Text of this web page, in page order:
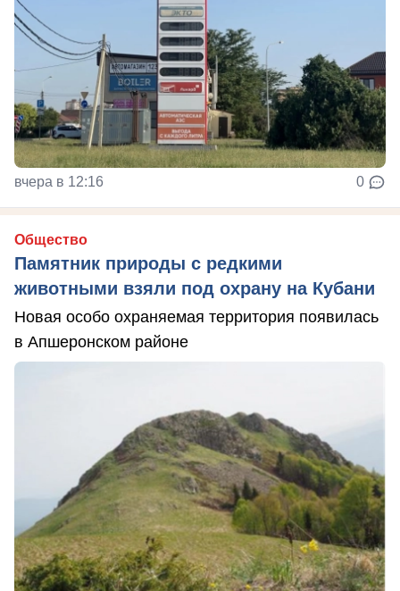
вчера в 12:16 0
Общество
Памятник природы с редкими
животными взяли под охрану на Кубани
Новая особо охраняемая территория появилась
в Апшеронском районе